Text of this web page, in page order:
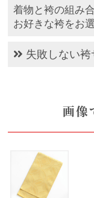
着物と袴の組み
お好きな袴をお
失敗しない
画像